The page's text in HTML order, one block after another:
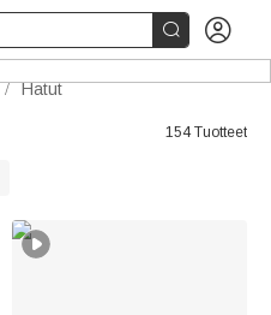
 
/ Hatut
154 Tuotteet